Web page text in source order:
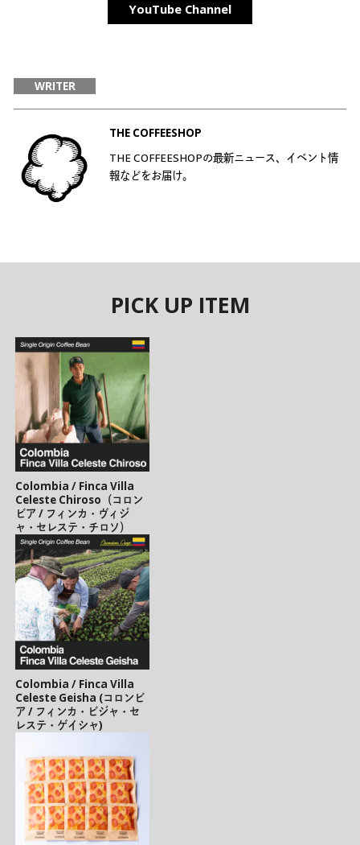
YouTube Channel
WRITER
THE COFFEESHOP
THE COFFEESHOPの最新ニュース、イベント情
報などをお届け。
PICK UP ITEM
Colombia / Finca Villa
Celeste Chiroso（コロン
ビア / フィンカ・ヴィジ
ャ・セレステ・チロソ）
Colombia / Finca Villa
Celeste Geisha (コロンビ
ア / フィンカ・ビジャ・セ
レステ・ゲイシャ)